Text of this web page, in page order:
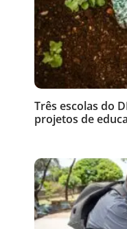
Três escolas do
projetos de